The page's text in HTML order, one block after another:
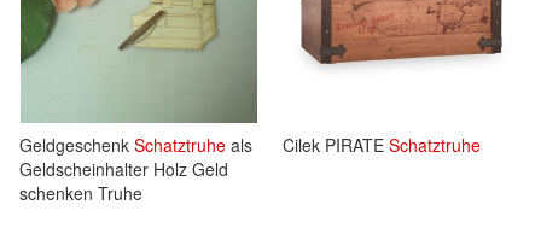
Geldgeschenk Schatztruhe als
Geldscheinhalter Holz Geld
schenken Truhe
Cilek PIRATE Schatztruhe